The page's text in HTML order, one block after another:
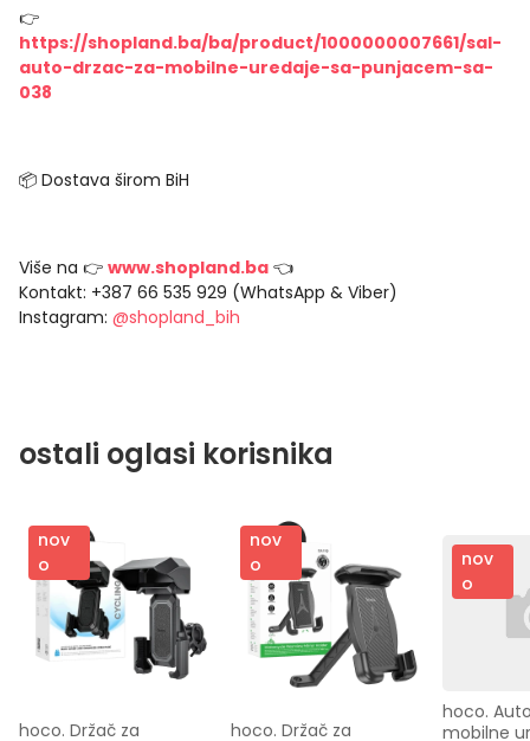
👉
https://shopland.ba/ba/product/1000000007661/sal-
auto-drzac-za-mobilne-uredaje-sa-punjacem-sa-
038
📦 Dostava širom BiH
Više na 👉 www.shopland.ba 👈
Kontakt: +387 66 535 929 (WhatsApp & Viber)
Instagram: @shopland_bih
ostali oglasi korisnika
nov
o
hoco. Držač za
nov
o
hoco. Držač za
nov
o
hoco.
mobilne